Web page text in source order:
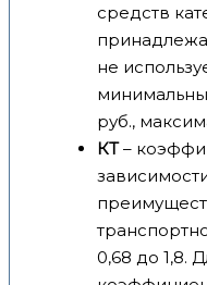
средств
не
руб.,
КТ–
0,68 до 1,8.